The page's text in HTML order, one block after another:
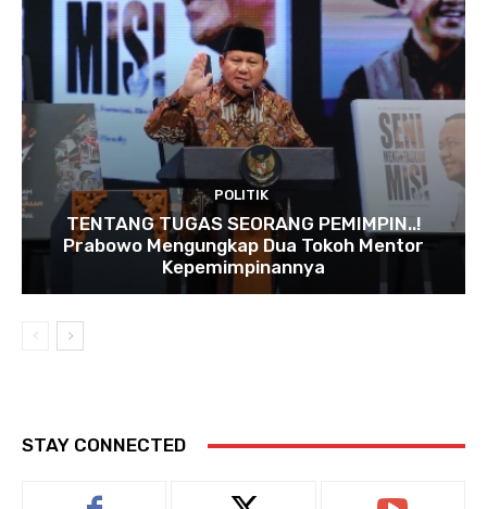
POLITIK
TENTANG TUGAS SEORANG PEMIMPIN..!
Prabowo Mengungkap Dua Tokoh Mentor
Kepemimpinannya
STAY CONNECTED